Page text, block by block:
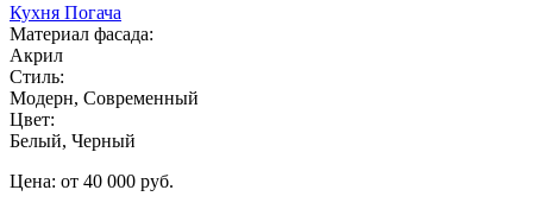
Кухня Погача
Материал фасада:
Акрил
Стиль:
Модерн, Современный
Цвет:
Белый, Черный
Цена: от 40 000 руб.